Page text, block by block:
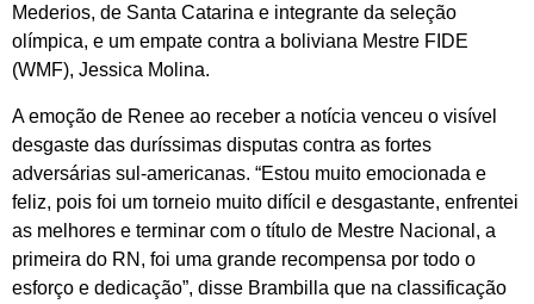
Mederios, de Santa Catarina e integrante da seleção
olímpica, e um empate contra a boliviana Mestre FIDE
(WMF), Jessica Molina.
A emoção de Renee ao receber a notícia venceu o visível
desgaste das duríssimas disputas contra as fortes
adversárias sul-americanas. “Estou muito emocionada e
feliz, pois foi um torneio muito difícil e desgastante, enfrentei
as melhores e terminar com o título de Mestre Nacional, a
primeira do RN, foi uma grande recompensa por todo o
esforço e dedicação”, disse Brambilla que na classificação